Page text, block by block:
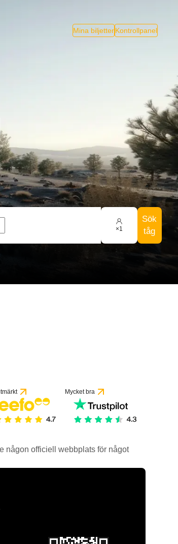
Mina biljetterKontrollpanel
×1
Sök
tåg
Mycket bra
någon officiell webbplats för något